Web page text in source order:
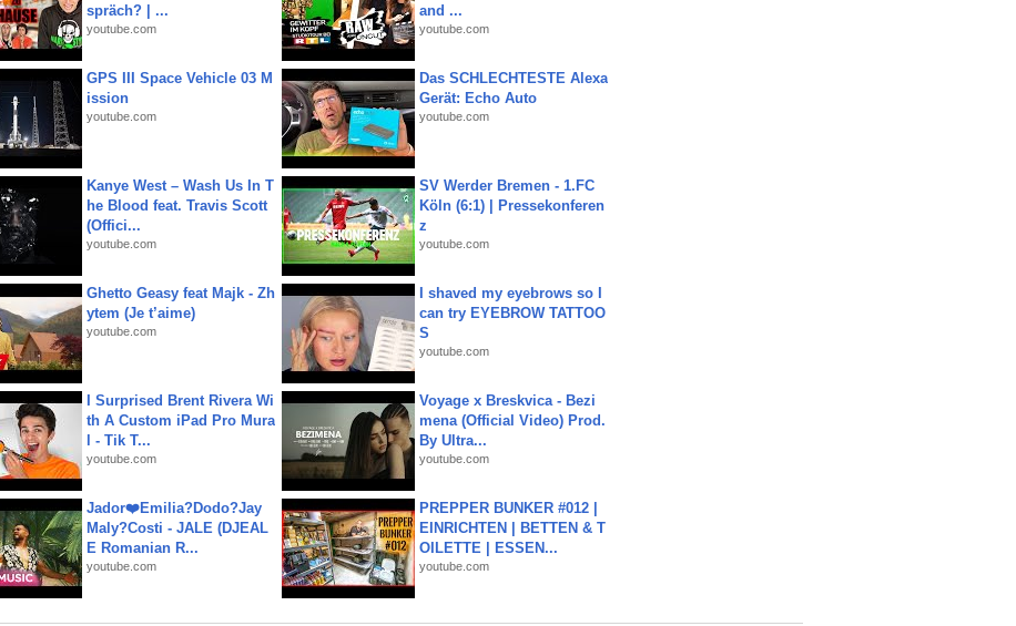
spräch? | ...
youtube.com
and ...
youtube.com
GPS III Space Vehicle 03 M
ission
youtube.com
Das SCHLECHTESTE Alexa
Gerät: Echo Auto
youtube.com
Kanye West – Wash Us In T
he Blood feat. Travis Scott
(Offici...
youtube.com
SV Werder Bremen - 1.FC
Köln (6:1) | Pressekonferen
z
youtube.com
Ghetto Geasy feat Majk - Zh
ytem (Je t’aime)
youtube.com
I shaved my eyebrows so I
can try EYEBROW TATTOO
S
youtube.com
I Surprised Brent Rivera Wi
th A Custom iPad Pro Mura
l - Tik T...
youtube.com
Voyage x Breskvica - Bezi
mena (Official Video) Prod.
By Ultra...
youtube.com
Jador❤️Emilia?Dodo?Jay
Maly?Costi - JALE (DJEAL
E Romanian R...
youtube.com
PREPPER BUNKER #012 |
EINRICHTEN | BETTEN & T
OILETTE | ESSEN...
youtube.com